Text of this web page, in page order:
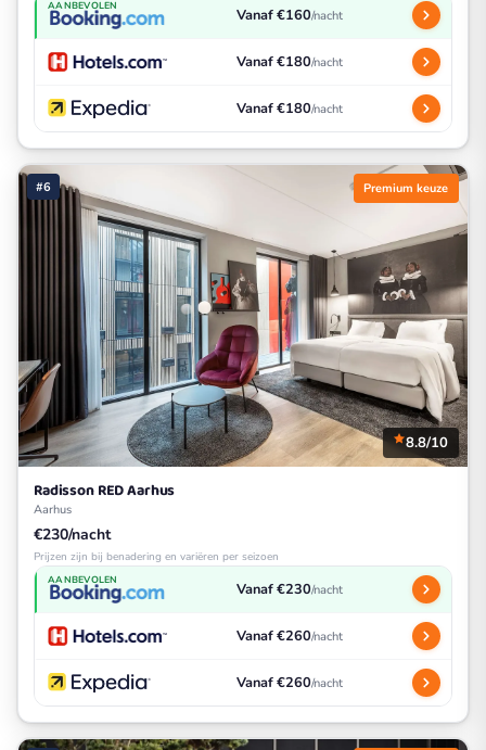
AANBEVOLEN Vanaf €160/nacht
Vanaf €180/nacht
Vanaf €180/nacht
#6 Premium keuze
8.8/10
Radisson RED Aarhus
Aarhus
€230/nacht
Prijzen zijn bij benadering en variëren per seizoen
AANBEVOLEN Vanaf €230/nacht
Vanaf €260/nacht
Vanaf €260/nacht